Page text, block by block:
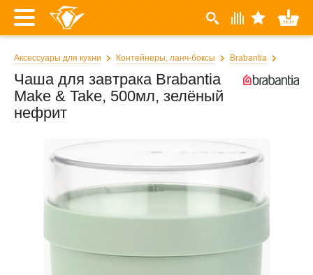
Аксессуары для кухни Контейнеры, ланч-боксы Brabantia
Чаша для завтрака Brabantia
Make & Take, 500мл, зелёный
нефрит